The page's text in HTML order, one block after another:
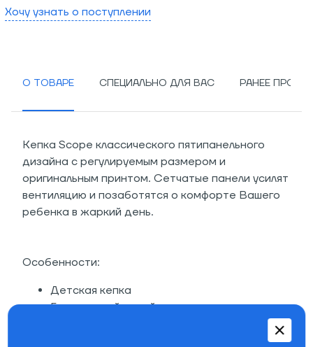
Хочу узнать о поступлении
О ТОВАРЕ СПЕЦИАЛЬНО ДЛЯ ВАС РАНЕЕ
Кепка Scope классического пятипанельного
дизайна с регулируемым размером и
оригинальным принтом. Сетчатые панели усилят
вентиляцию и позаботятся о комфорте Вашего
ребенка в жаркий день.
Особенности:
Детская кепка
5-панельный дизайн